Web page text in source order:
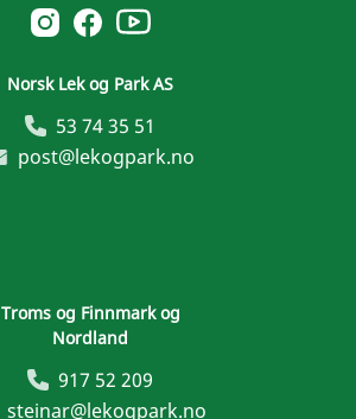
Norsk Leg & Park instagram
Norsk Leg & Park facebook
Norsk Leg & Park youtube
Norsk Lek og Park AS
53 74 35 51
post@lekogpark.no
Troms og Finnmark og
Nordland
917 52 209
steinar@lekogpark.no